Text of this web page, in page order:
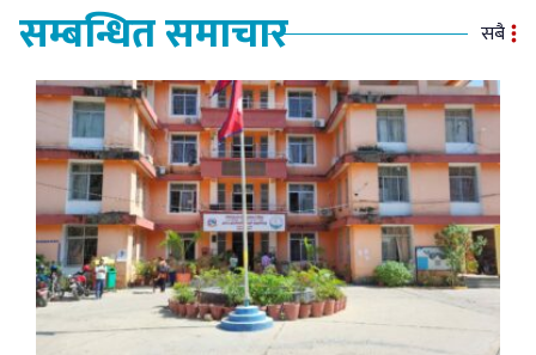
सम्बन्धित समाचार सबै